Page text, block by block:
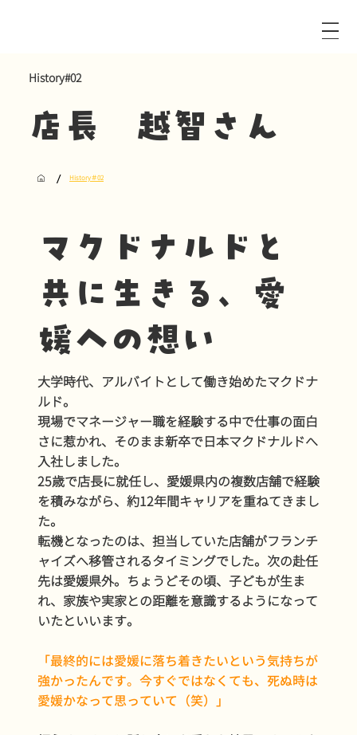
History#02
店長 越智さん
/ History＃02
マクドナルドと
共に生きる、愛
媛への想い
大学時代、アルバイトとして働き始めたマクドナ
ルド。
現場でマネージャー職を経験する中で仕事の面白
さに惹かれ、そのまま新卒で日本マクドナルドへ
入社しました。
25歳で店長に就任し、愛媛県内の複数店舗で経験
を積みながら、約12年間キャリアを重ねてきまし
た。
転機となったのは、担当していた店舗がフランチ
ャイズへ移管されるタイミングでした。次の赴任
先は愛媛県外。ちょうどその頃、子どもが生ま
れ、家族や実家との距離を意識するようになって
いたといいます。
「最終的には愛媛に落ち着きたいという気持ちが
強かったんです。今すぐではなくても、死ぬ時は
愛媛かなって思っていて（笑）」